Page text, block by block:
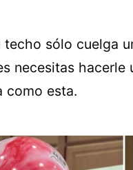
techo sólo cuelga
necesitas hacerle
como esta.